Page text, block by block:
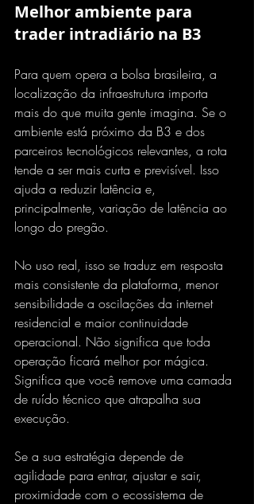
Melhor ambiente para
trader intradiário na B3
Para quem opera a bolsa brasileira, a
localização da infraestrutura importa
mais do que muita gente imagina. Se o
ambiente está próximo da B3 e dos
parceiros tecnológicos relevantes, a rota
tende a ser mais curta e previsível. Isso
ajuda a reduzir latência e,
principalmente, variação de latência ao
longo do pregão.
No uso real, isso se traduz em resposta
mais consistente da plataforma, menor
sensibilidade a oscilações da internet
residencial e maior continuidade
operacional. Não significa que toda
operação ficará melhor por mágica.
Significa que você remove uma camada
de ruído técnico que atrapalha sua
execução.
Se a sua estratégia depende de
agilidade para entrar, ajustar e sair,
proximidade com o ecossistema de